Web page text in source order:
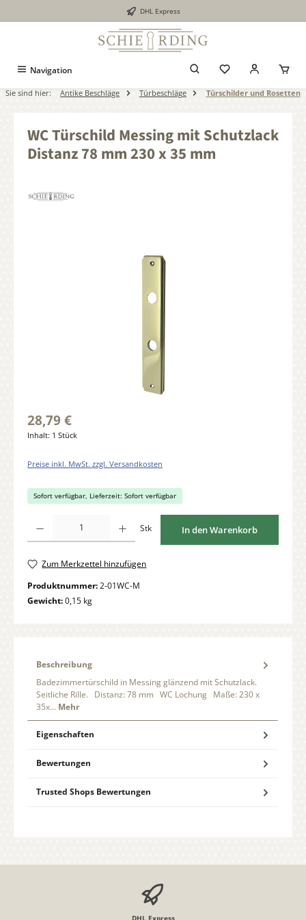
DHL Express
Navigation
Sie sind hier: Antike Beschläge Türbeschläge Türschilder und Rosetten
WC Türschild Messing mit Schutzlack
Distanz 78 mm 230 x 35 mm
28,79 €
Inhalt: 1 Stück
Preise inkl. MwSt. zzgl. Versandkosten
Sofort verfügbar, Lieferzeit: Sofort verfügbar
Stk In den Warenkorb
Zum Merkzettel hinzufügen
Produktnummer:2-01WC-M
Gewicht:0,15 kg
Beschreibung
Badezimmertürschild in Messing glänzend mit Schutzlack.
Seitliche Rille. Distanz: 78 mm WC Lochung Maße: 230 x
35x… Mehr
Eigenschaften
Bewertungen
Trusted Shops Bewertungen
DHL Express